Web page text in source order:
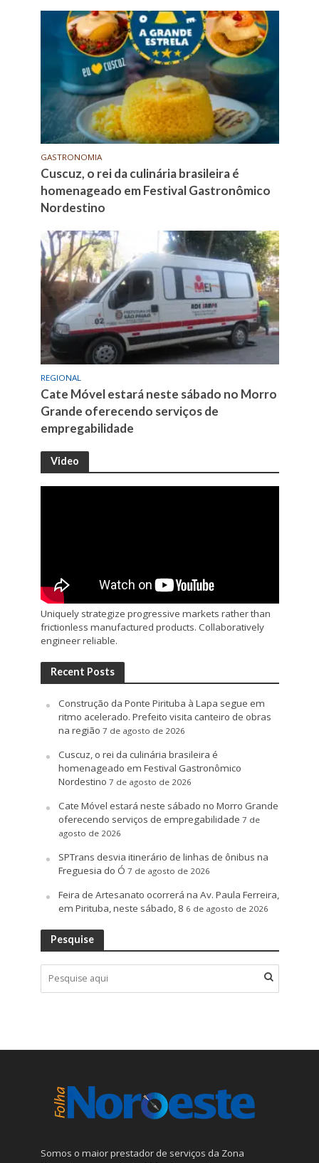
GASTRONOMIA
Cuscuz, o rei da culinária brasileira é
homenageado em Festival Gastronômico
Nordestino
REGIONAL
Cate Móvel estará neste sábado no Morro
Grande oferecendo serviços de
empregabilidade
Video
Uniquely strategize progressive markets rather than
frictionless manufactured products. Collaboratively
engineer reliable.
Recent Posts
Construção da Ponte Pirituba à Lapa segue em
ritmo acelerado. Prefeito visita canteiro de obras
na região 7 de agosto de 2026
Cuscuz, o rei da culinária brasileira é
homenageado em Festival Gastronômico
Nordestino 7 de agosto de 2026
Cate Móvel estará neste sábado no Morro Grande
oferecendo serviços de empregabilidade 7 de
agosto de 2026
SPTrans desvia itinerário de linhas de ônibus na
Freguesia do Ó 7 de agosto de 2026
Feira de Artesanato ocorrerá na Av. Paula Ferreira,
em Pirituba, neste sábado, 8 6 de agosto de 2026
Pesquise
Somos o maior prestador de serviços da Zona